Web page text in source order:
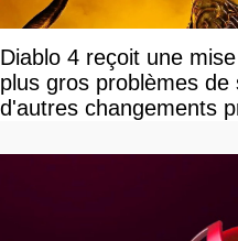
Diablo 4 reçoit une
plus gros problèmes
d'autres changements